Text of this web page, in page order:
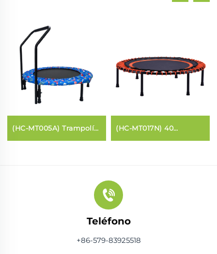
(HC-MT005A) Trampolín
para niños con barra de
(HC-MT017N) 40
pulgadas Redonda
Teléfono
+86-579-83925518